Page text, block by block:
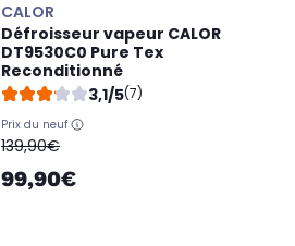
CALOR
Défroisseur vapeur CALOR
DT9530C0 Pure Tex
Reconditionné
3,1/5(7)
Prix du neuf
oldPrice
139,90€
99,90€